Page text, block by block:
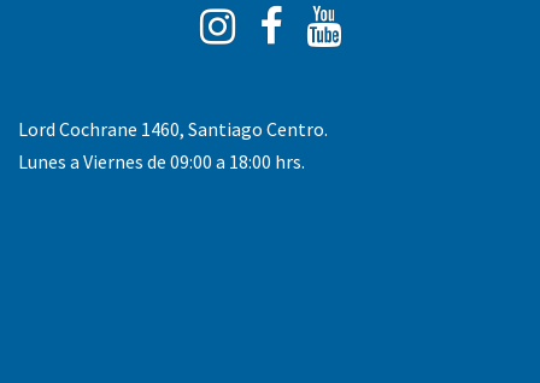
Instagram
Facebook
Tube
Lord Cochrane 1460, Santiago Centro.
Lunes a Viernes de 09:00 a 18:00 hrs.